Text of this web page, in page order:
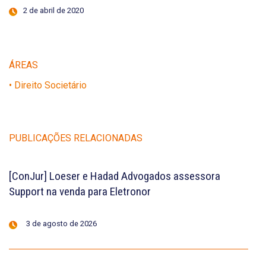
2 de abril de 2020
ÁREAS
• Direito Societário
PUBLICAÇÕES RELACIONADAS
[ConJur] Loeser e Hadad Advogados assessora
Support na venda para Eletronor
3 de agosto de 2026